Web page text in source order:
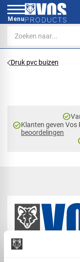
Menu
Druk pvc buizen
check_circle
check_circleKlanten geven
beoordelingen